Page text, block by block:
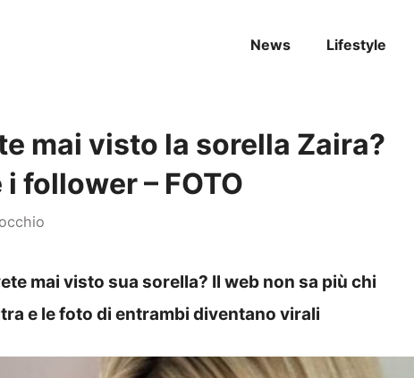
News Lifestyle
mai visto la sorella Zaira?
follower – FOTO
mai visto sua sorella? Il web non sa più chi
e le foto di entrambi diventano virali